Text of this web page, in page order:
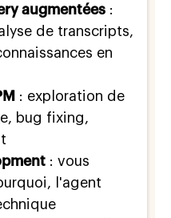
augmentées:
de transcripts,
en
: exploration de
bug fixing,
: vous
l'agent